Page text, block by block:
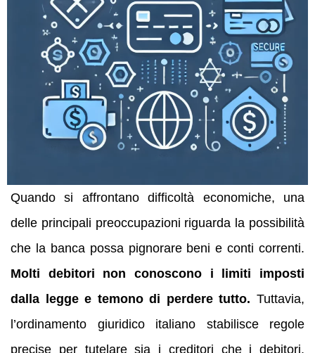
Quando si affrontano difficoltà economiche, una
delle principali preoccupazioni riguarda la possibilità
che la banca possa pignorare beni e conti correnti.
Molti debitori non conoscono i limiti imposti
dalla legge e temono di perdere tutto. Tuttavia,
l’ordinamento giuridico italiano stabilisce regole
precise per tutelare sia i creditori che i debitori,